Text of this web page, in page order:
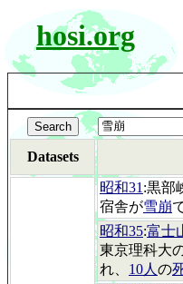
hosi.org
Datasets
昭和31 :黒部
宿舎が雪崩
昭和35:富士
東京理科大
れ、 10人 の